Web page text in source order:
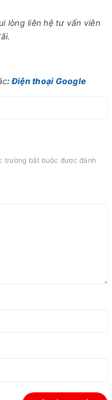
lòng liên hệ tư vấn viên
:Điện thoại Google
trường bắt buộc được đánh